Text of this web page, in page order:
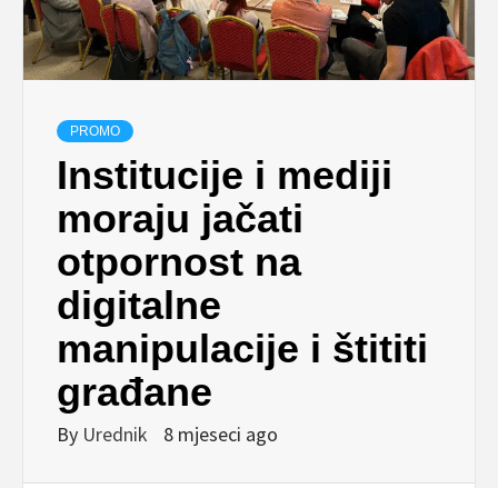
PROMO
Institucije i mediji
moraju jačati
otpornost na
digitalne
manipulacije i štititi
građane
By Urednik 8 mjeseci ago